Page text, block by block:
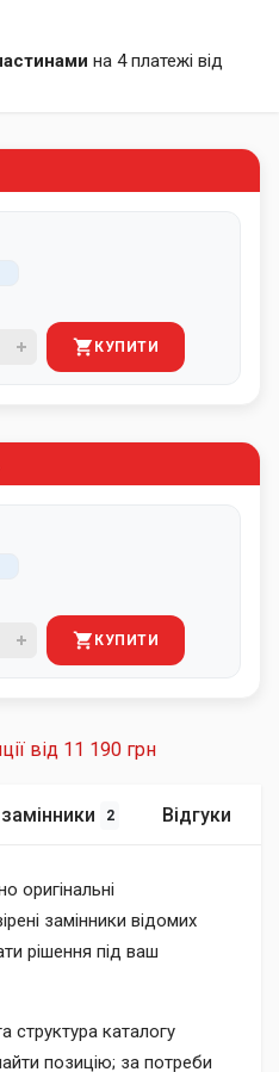
на 4 платежі від
КУПИТИ
КУПИТИ
Ще 16 пропозиції від 11 190 грн
2 Відгуки
оригінальні
замінники відомих
рішення під ваш
структура каталогу
позицію; за потреби